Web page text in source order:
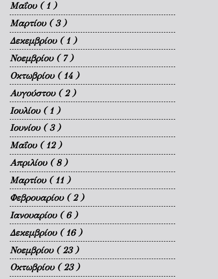
Μαΐου ( 1 )
Μαρτίου ( 3 )
Δεκεμβρίου ( 1 )
Νοεμβρίου ( 7 )
Οκτωβρίου ( 14 )
Αυγούστου ( 2 )
Ιουλίου ( 1 )
Ιουνίου ( 3 )
Μαΐου ( 12 )
Απριλίου ( 8 )
Μαρτίου ( 11 )
Φεβρουαρίου ( 2 )
Ιανουαρίου ( 6 )
Δεκεμβρίου ( 16 )
Νοεμβρίου ( 23 )
Οκτωβρίου ( 23 )